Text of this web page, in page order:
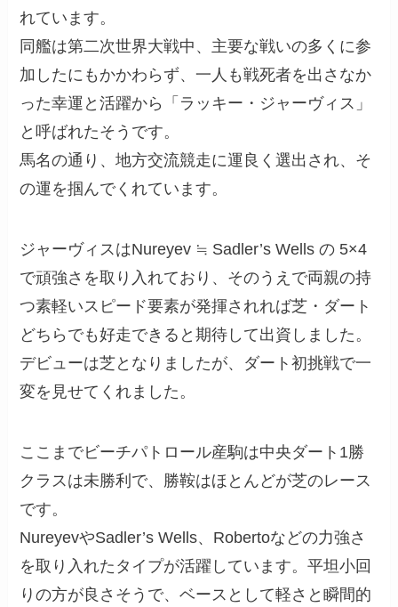
れています。
同艦は第二次世界大戦中、主要な戦いの多くに参
加したにもかかわらず、一人も戦死者を出さなか
った幸運と活躍から「ラッキー・ジャーヴィス」
と呼ばれたそうです。
馬名の通り、地方交流競走に運良く選出され、そ
の運を掴んでくれています。
ジャーヴィスはNureyev ≒ Sadler’s Wells の 5×4
で頑強さを取り入れており、そのうえで両親の持
つ素軽いスピード要素が発揮されれば芝・ダート
どちらでも好走できると期待して出資しました。
デビューは芝となりましたが、ダート初挑戦で一
変を見せてくれました。
ここまでビーチパトロール産駒は中央ダート1勝
クラスは未勝利で、勝鞍はほとんどが芝のレース
です。
NureyevやSadler’s Wells、Robertoなどの力強さ
を取り入れたタイプが活躍しています。平坦小回
りの方が良さそうで、ベースとして軽さと瞬間的